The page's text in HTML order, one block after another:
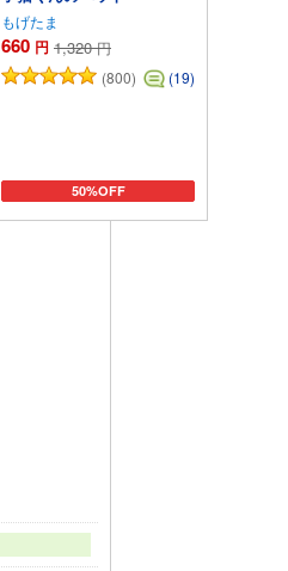
もげたま
660 円 1,320 円
(800)
(19)
50%OFF
カートに追加